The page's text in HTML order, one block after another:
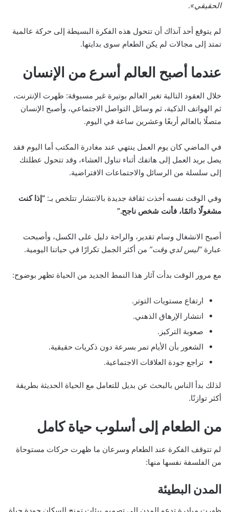
الحقيقي».
لم يتوقع أحد آنذاك أن تتحول هذه الفكرة البسيطة إلى حركة عالمية
تمتد إلى مجالات لم يكن الطعام سوى بدايتها.
عندما أصبح العالم أسرع من الإنسان
خلال العقود التالية تغير العالم بوتيرة غير مسبوقة: ظهرت الإنترنت،
ثم الهواتف الذكية، ثم وسائل التواصل الاجتماعي، وأصبح الإنسان
متصلًا بالعالم أربعًا وعشرين ساعة في اليوم.
في الماضي كان يوم العمل ينتهي عند مغادرة المكتب أما اليوم فقد
يصل بريد العمل إلى هاتفك أثناء تناول العشاء، وقد تتحول عطلتك
إلى سلسلة من الرسائل والاجتماعات الافتراضية.
وفي الوقت نفسه أخذت ثقافة جديدة بالانتشار تتلخص بـ: “إذا كنت
مشغولًا دائمًا، فأنت شخص ناجح.”
أصبح الانشغال وسام تقدير، والراحة دليل على الكسل، وأصبحت
عبارة“ليس لدي وقت” من أكثر الجمل تكرارًا في حياتنا اليومية.
مع مرور الوقت بدأت آثار هذا النمط الجديد من الحياة تظهر بوضوح:
ارتفاع مستويات التوتر.
انتشار الإرهاق الذهني.
صعوبة التركيز.
الشعور بأن الأيام تمر بسرعة دون ذكريات حقيقية.
تراجع جودة العلاقات الاجتماعية.
لذلك بدأ الناس بالبحث عن بديل للتعامل مع الحياة الحديثة بطريقة
أكثر توازنًا.
من الطعام إلى أسلوب حياة كامل
لم تتوقف الفكرة عند الطعام وسرعان ما ظهرت حركات مستوحاة
من الفلسفة نفسها منها:
المدن البطيئة